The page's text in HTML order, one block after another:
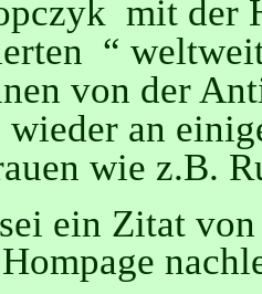
mit der
“
von der
an
wie z.B.
ein Zitat
Hompage